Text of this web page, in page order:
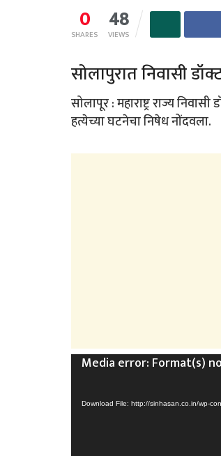
0
SHARES 48
VIEWS
सोलापुरात निवासी
सोलापूर : महाराष्ट्र राज्य
हत्येच्या घटनेचा निषेध नोंदवला.
Video
Media error: Format(s)
Download File: http://sinhasan.co.in/wp-